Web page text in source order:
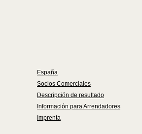
España
Socios Comerciales
Descripción de resultado
Información para Arrendadores
Imprenta